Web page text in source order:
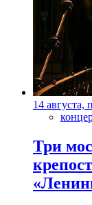
14 августа,
Три